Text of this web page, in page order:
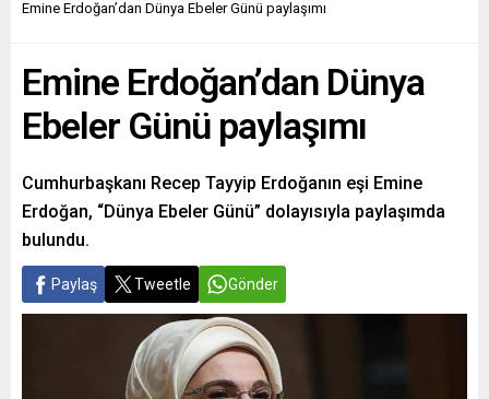
Emine Erdoğan’dan Dünya Ebeler Günü paylaşımı
Emine Erdoğan’dan Dünya
Ebeler Günü paylaşımı
Cumhurbaşkanı Recep Tayyip Erdoğanın eşi Emine
Erdoğan, “Dünya Ebeler Günü” dolayısıyla paylaşımda
bulundu.
Paylaş Tweetle Gönder